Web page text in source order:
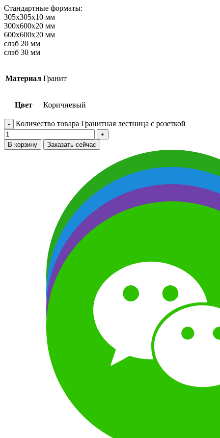
Стандартные форматы:
305х305х10 мм
300х600х20 мм
600х600х20 мм
слэб 20 мм
слэб 30 мм
Материал Гранит
Цвет Коричневый
Количество товара Гранитная лестница с розеткой
В корзину Заказать сейчас